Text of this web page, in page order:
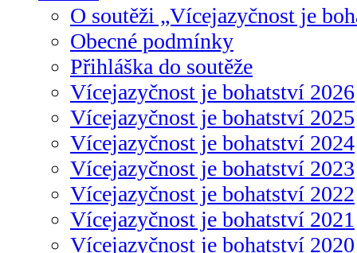
O soutěži „Vícejazyčnost je
Obecné podmínky
Přihláška do soutěže
Vícejazyčnost je bohatství 2026
Vícejazyčnost je bohatství 2025
Vícejazyčnost je bohatství 2024
Vícejazyčnost je bohatství 2023
Vícejazyčnost je bohatství 2022
Vícejazyčnost je bohatství 2021
Vícejazyčnost je bohatství 2020